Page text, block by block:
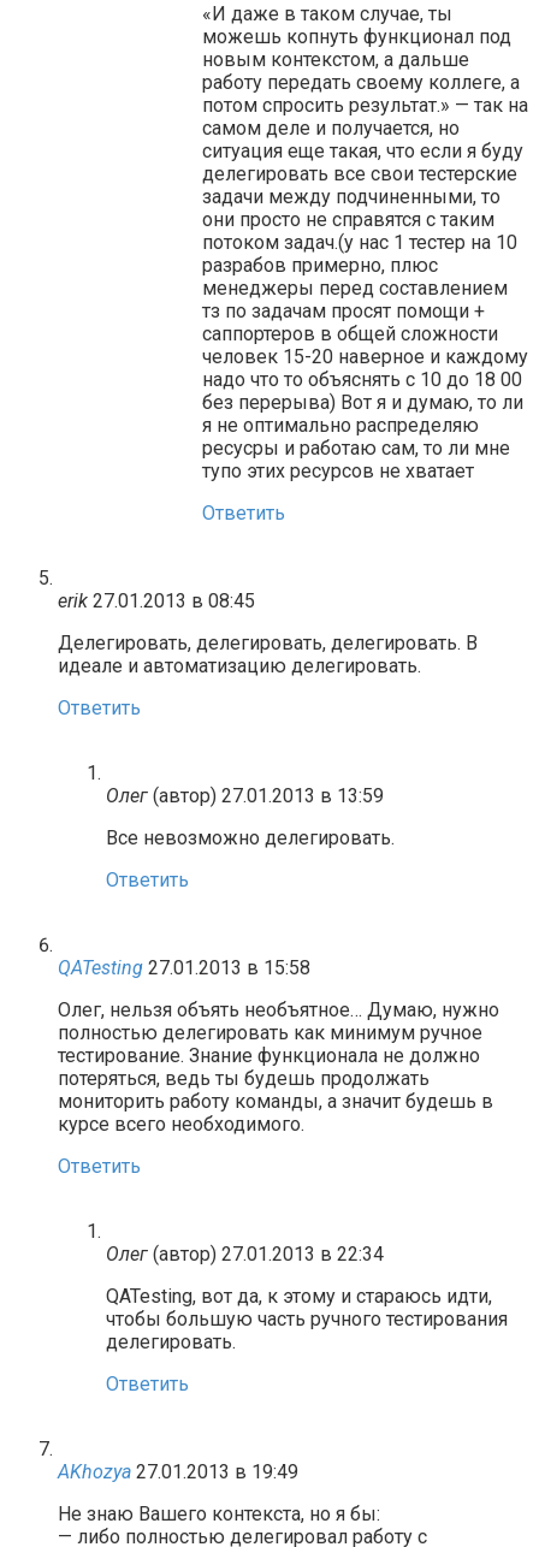
«И даже в таком случае, ты
можешь копнуть функционал под
новым контекстом, а дальше
работу передать своему коллеге, а
потом спросить результат.» — так на
самом деле и получается, но
ситуация еще такая, что если я буду
делегировать все свои тестерские
задачи между подчиненными, то
они просто не справятся с таким
потоком задач.(у нас 1 тестер на 10
разрабов примерно, плюс
менеджеры перед составлением
тз по задачам просят помощи +
саппортеров в общей сложности
человек 15-20 наверное и каждому
надо что то объяснять с 10 до 18 00
без перерыва) Вот я и думаю, то ли
я не оптимально распределяю
ресусры и работаю сам, то ли мне
тупо этих ресурсов не хватает
Ответить
erik 27.01.2013 в 08:45
Делегировать, делегировать, делегировать. В
идеале и автоматизацию делегировать.
Ответить
Олег (автор) 27.01.2013 в 13:59
Все невозможно делегировать.
Ответить
QATesting 27.01.2013 в 15:58
Олег, нельзя объять необъятное… Думаю, нужно
полностью делегировать как минимум ручное
тестирование. Знание функционала не должно
потеряться, ведь ты будешь продолжать
мониторить работу команды, а значит будешь в
курсе всего необходимого.
Ответить
Олег (автор) 27.01.2013 в 22:34
QATesting, вот да, к этому и стараюсь идти,
чтобы большую часть ручного тестирования
делегировать.
Ответить
AKhozya 27.01.2013 в 19:49
Не знаю Вашего контекста, но я бы:
— либо полностью делегировал работу с